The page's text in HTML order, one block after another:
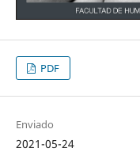
PDF
Enviado
2021-05-24